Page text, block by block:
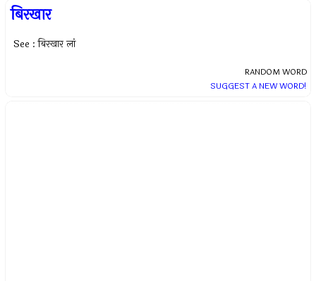
बिरखार
See : बिरखार लां
RANDOM WORD
SUGGEST A NEW WORD!